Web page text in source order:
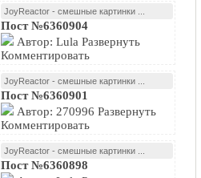
JoyReactor - смешные картинки ...
Пост №6360904
Автор: Lula Развернуть
Комментировать
JoyReactor - смешные картинки ...
Пост №6360901
Автор: 270996 Развернуть
Комментировать
JoyReactor - смешные картинки ...
Пост №6360898